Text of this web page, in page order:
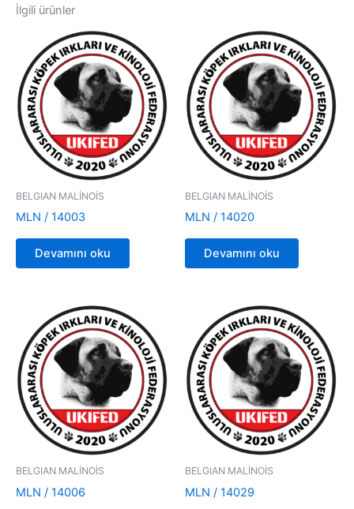
İlgili ürünler
BELGIAN MALİNOİS
MLN / 14003
Devamını oku
BELGIAN MALİNOİS
MLN / 14020
Devamını oku
BELGIAN MALİNOİS
MLN / 14006
BELGIAN MALİNOİS
MLN / 14029